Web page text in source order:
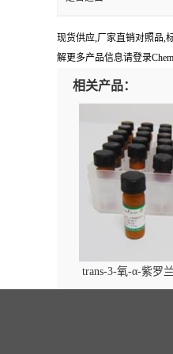
现货供应,厂家直销对照品,
解更多产品信息请登录
相关产品：
trans-3-氧-α-紫罗
alpha-ionol对照品